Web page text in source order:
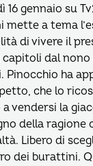
16 gennaio su
mette a tema
di vivere il
dal nono
Pinocchio ha
che lo
vendersi la
della ragione
Libero di
dei burattini.